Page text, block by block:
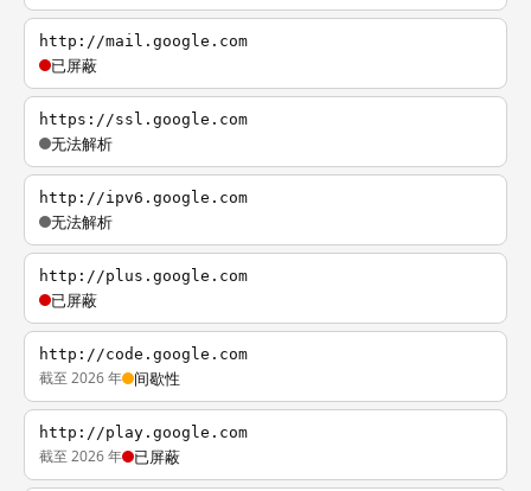
http://mail.google.com
已屏蔽
https://ssl.google.com
无法解析
http://ipv6.google.com
无法解析
http://plus.google.com
已屏蔽
http://code.google.com
截至 2026 年 间歇性
http://play.google.com
截至 2026 年 已屏蔽